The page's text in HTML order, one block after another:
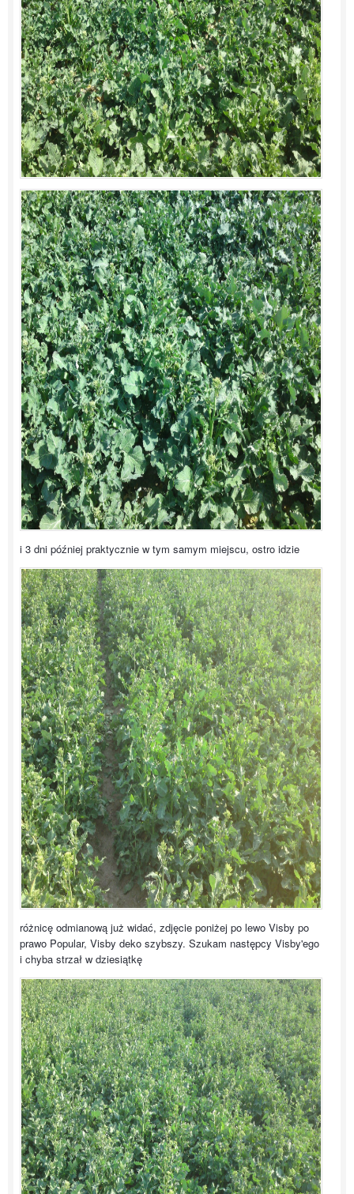
i 3 dni później praktycznie w tym samym miejscu, ostro idzie
różnicę odmianową już widać, zdjęcie poniżej po lewo Visby po
prawo Popular, Visby deko szybszy. Szukam następcy Visby'ego
i chyba strzał w dziesiątkę